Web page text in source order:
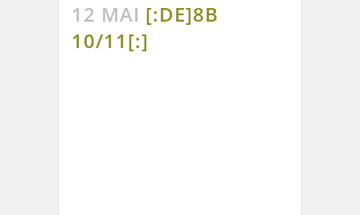
12 MAI [:DE]8B
10/11[:]